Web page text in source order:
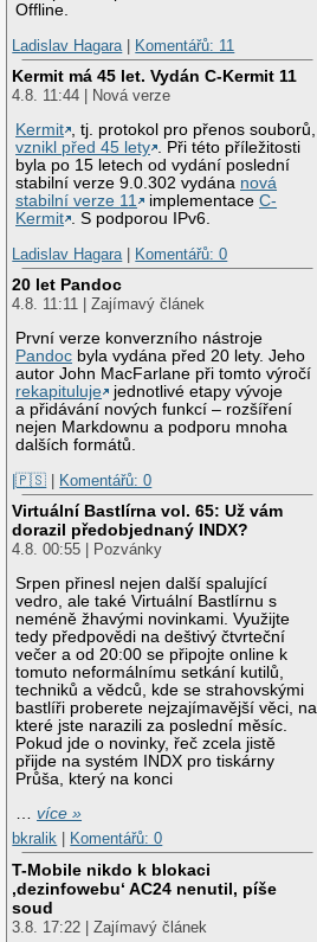
Offline.
Ladislav Hagara | Komentářů: 11
Kermit má 45 let. Vydán C-Kermit 11
4.8. 11:44 | Nová verze
Kermit , tj. protokol pro přenos souborů,
vznikl před 45 lety . Při této příležitosti
byla po 15 letech od vydání poslední
stabilní verze 9.0.302 vydána nová
stabilní verze 11
implementaceC-
Kermit . S podporou IPv6.
Ladislav Hagara | Komentářů: 0
20 let Pandoc
4.8. 11:11 | Zajímavý článek
První verze konverzního nástroje
Pandoc byla vydána před 20 lety. Jeho
autor John MacFarlane při tomto výročí
rekapituluje
jednotlivé etapy vývoje
a přidávání nových funkcí – rozšíření
nejen Markdownu a podporu mnoha
dalších formátů.
|🇵🇸 | Komentářů: 0
Virtuální Bastlírna vol. 65: Už vám
dorazil předobjednaný INDX?
4.8. 00:55 | Pozvánky
Srpen přinesl nejen další spalující
vedro, ale také Virtuální Bastlírnu s
neméně žhavými novinkami. Využijte
tedy předpovědi na deštivý čtvrteční
večer a od 20:00 se připojte online k
tomuto neformálnímu setkání kutilů,
techniků a vědců, kde se strahovskými
bastlíři proberete nejzajímavější věci, na
které jste narazili za poslední měsíc.
Pokud jde o novinky, řeč zcela jistě
přijde na systém INDX pro tiskárny
Průša, který na konci
…více »
bkralik
Komentářů: 0
T-Mobile nikdo k blokaci
‚dezinfowebu‘ AC24 nenutil, píše
soud
3.8. 17:22 | Zajímavý článek